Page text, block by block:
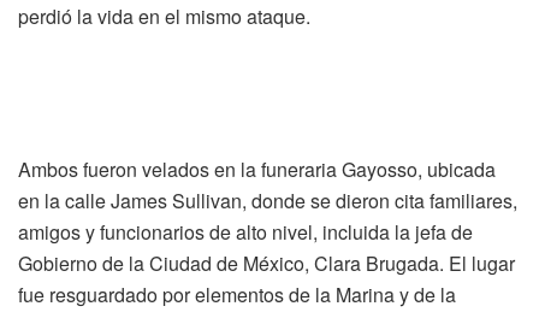
perdió la vida en el mismo ataque.
Ambos fueron velados en la funeraria Gayosso, ubicada
en la calle James Sullivan, donde se dieron cita familiares,
amigos y funcionarios de alto nivel, incluida la jefa de
Gobierno de la Ciudad de México, Clara Brugada. El lugar
fue resguardado por elementos de la Marina y de la